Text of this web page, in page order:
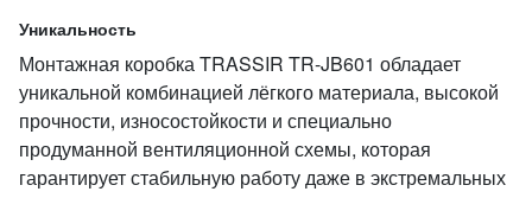
Уникальность
Монтажная коробка TRASSIR TR-JB601 обладает
уникальной комбинацией лёгкого материала, высокой
прочности, износостойкости и специально
продуманной вентиляционной схемы, которая
гарантирует стабильную работу даже в экстремальных